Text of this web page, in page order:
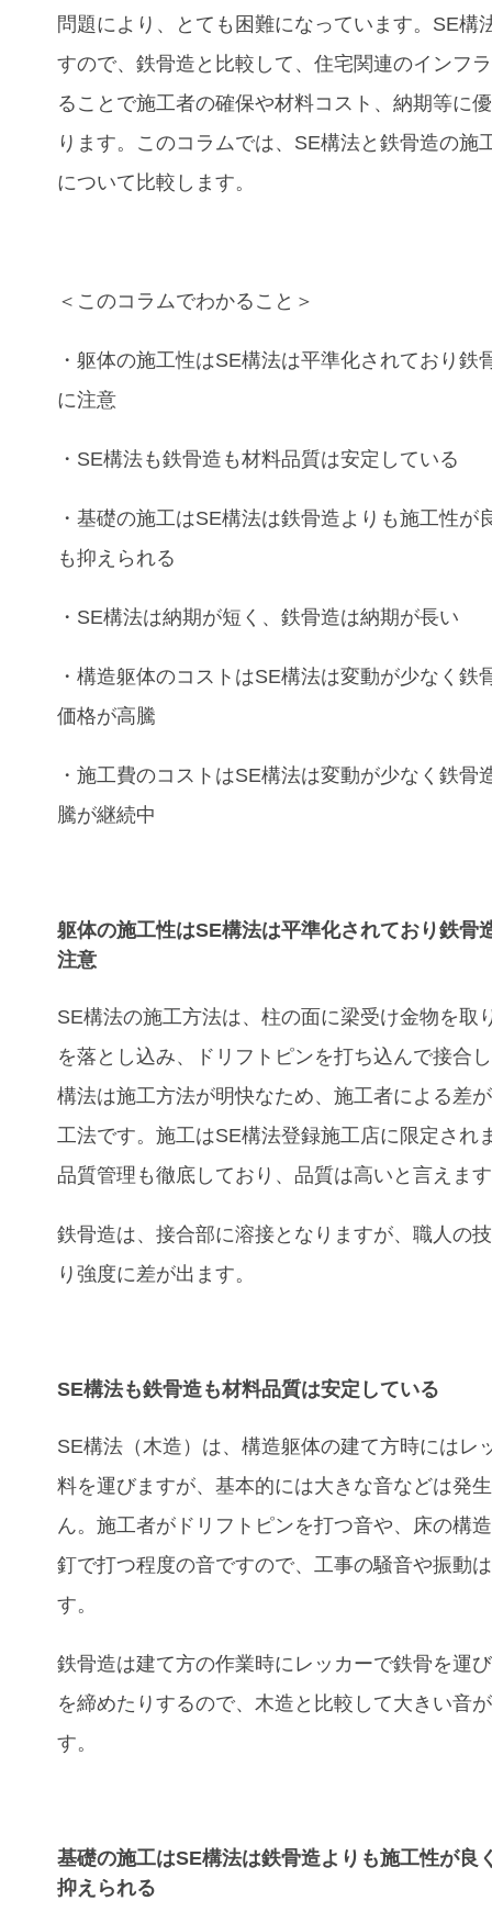
問題により、とても困難になっています。 SE構
すので、鉄骨造と比較して、住宅関連のインフ
ることで施工者の確保や材料コスト、納期等に
ります。このコラムでは、 SE構法と鉄骨造の施
について比較します。
＜このコラムでわかること＞
・躯体の施工性はSE構法は平準化されており鉄
に注意
・ SE構法も鉄骨造 も材料品質は安定している
・基礎の施工はSE構法は鉄骨造よりも施工性が
も抑えられる
・ SE構法は納期が短く、鉄骨造は納期が長い
・構造躯体のコスト はSE構法は変動が少なく鉄
価格が高騰
・施工費のコスト はSE構法は変動が少なく鉄骨
騰が継続中
躯体の施工性はSE構法は平準化されており鉄骨
注意
SE構法の施工方法は、柱の面に梁受け金物を取
を落とし込み、ドリフトピンを打ち込んで接合
構法は施工方法が明快なため、施工者による差
工法です。施工はSE構法登録施工店に限定され
品質管理も徹底しており、品質は高いと言えま
鉄骨造は、接合部に溶接となりますが、職人の
り強度に差が出ます。
SE構法も鉄骨造も材料品質は安定している
SE構法（木造）は、構造躯体の建て方時にはレ
料を運びますが、基本的には大きな音などは発
ん。施工者がドリフトピンを打つ音や、床の構
釘で打つ程度の音ですので、工事の騒音や振動
す。
鉄骨造は建て方の作業時にレッカーで鉄骨を運
を締めたりするので、木造と比較して大きい音
す。
基礎の施工はSE構法は鉄骨造よりも施工性が良
抑えられる